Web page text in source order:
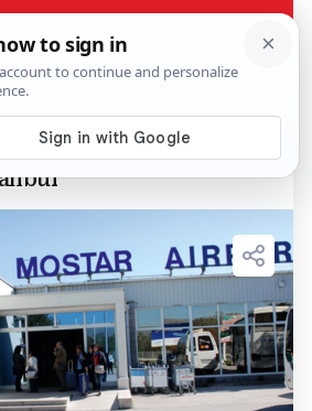
uvode se letovi iz